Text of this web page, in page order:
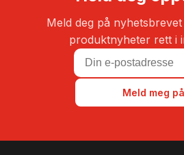
Meld deg på
produktnyheter rett i
Meld meg på